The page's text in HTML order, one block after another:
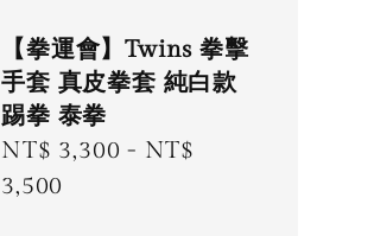
【拳運會】Twins 拳擊
手套 真皮拳套 純白款
踢拳 泰拳
Regular
price
NT$ 3,300 - NT$
3,500